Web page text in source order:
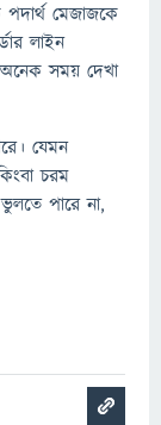
পদার্থ মেজাজকে
লাইন
অনেক সময় দেখা
যেমন
চরম
পারে না,